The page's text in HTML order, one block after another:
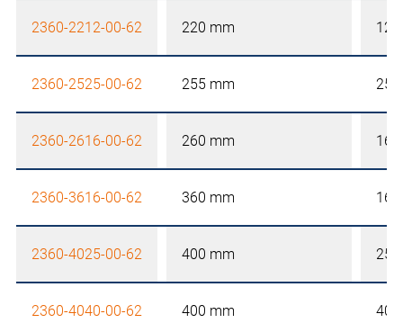
2360-2212-00-62 220 mm
2360-2525-00-62 255 mm
2360-2616-00-62 260 mm
2360-3616-00-62 360 mm
2360-4025-00-62 400 mm
2360-4040-00-62 400 mm